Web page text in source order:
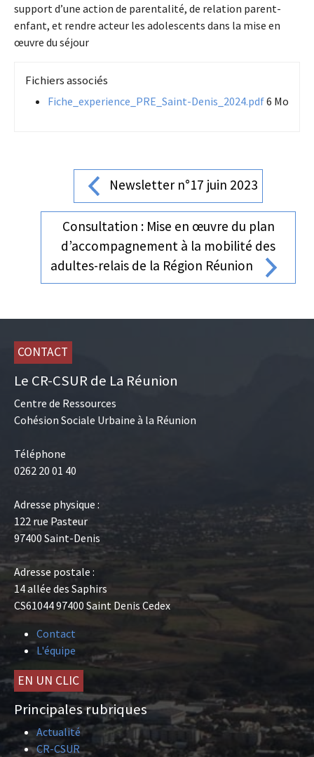
support d’une action de parentalité, de relation parent-
enfant, et rendre acteur les adolescents dans la mise en
œuvre du séjour
Fichiers associés
Fiche_experience_PRE_Saint-Denis_2024.pdf6 Mo
Newsletter n°17 juin 2023
Consultation : Mise en œuvre du plan
d’accompagnement à la mobilité des
adultes-relais de la Région Réunion
CONTACT
Le CR-CSUR de La Réunion
Centre de Ressources
Cohésion Sociale Urbaine à la Réunion
Téléphone
0262 20 01 40
Adresse physique :
122 rue Pasteur
97400 Saint-Denis
Adresse postale :
14 allée des Saphirs
CS61044 97400 Saint Denis Cedex
Contact
L'équipe
EN UN CLIC
Principales rubriques
Actualité
CR-CSUR